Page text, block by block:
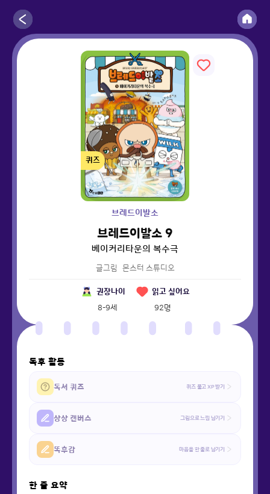
퀴즈
브레드이발소
브레드이발소 9
베이커리타운의 복수극
글그림 몬스터 스튜디오
권장나이
8-9세
읽고 싶어요
92명
독후 활동
독서 퀴즈 퀴즈 풀고 XP 받기
상상 캔버스 그림으로 느낌 남기기
똑후감 마음을 한 줄로 남기기
한 줄 요약